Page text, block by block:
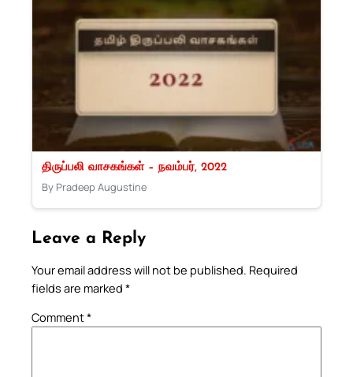
திருப்பலி வாசகங்கள் – நவம்பர், 2022
By Pradeep Augustine
Leave a Reply
Your email address will not be published. Required
fields are marked *
Comment*